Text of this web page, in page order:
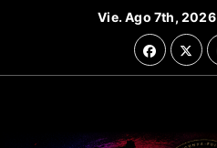
Vie. Ago 7th, 2026